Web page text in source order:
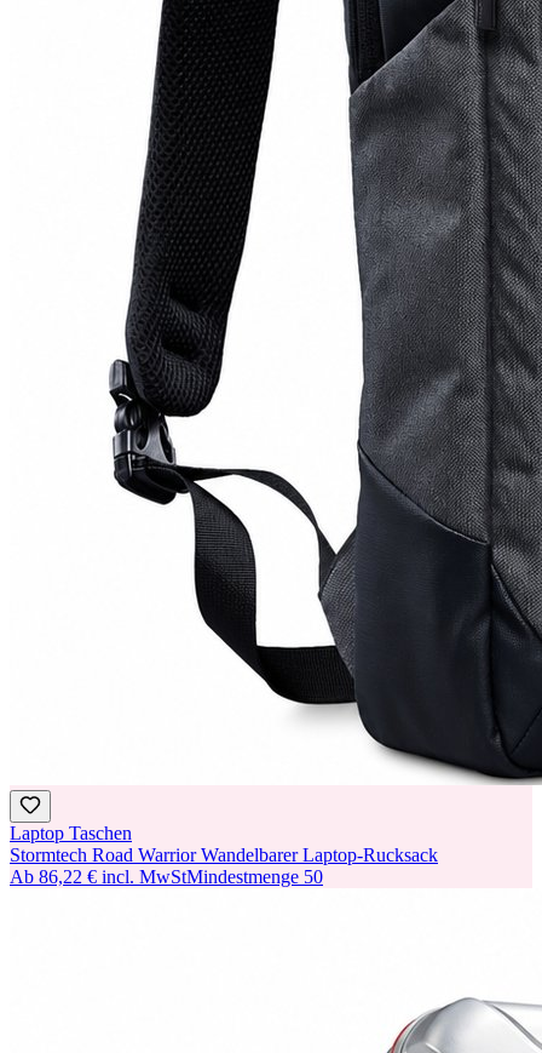
Laptop Taschen
Stormtech Road Warrior Wandelbarer Laptop-Rucksack
Ab 86,22 € incl. MwStMindestmenge 50